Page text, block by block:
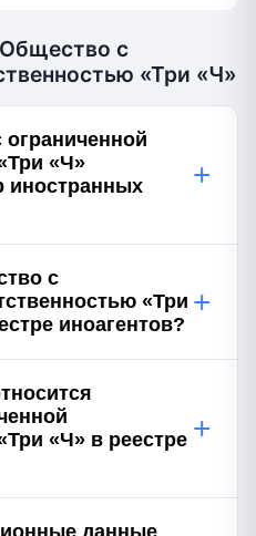
с
«Три «Ч»
иностранных
+
с
«Три
иноагентов?
+
+
данные